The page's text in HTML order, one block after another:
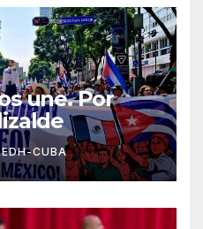
une. Por
CUBA